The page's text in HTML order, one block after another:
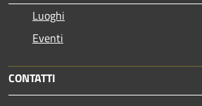
Luoghi
Eventi
CONTATTI